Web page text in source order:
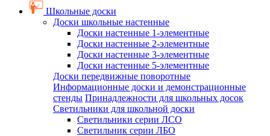
Школьные доски
Доски школьные настенные
Доски настенные 1-элементные
Доски настенные 2-элементные
Доски настенные 3-элементные
Доски настенные 5-элементные
Доски передвижные поворотные
Информационные доски и демонстрационные
стенды Принадлежности для школьных досок
Светильники для школьной доски
Светильники серии ЛСО
Светильник серии ЛБО